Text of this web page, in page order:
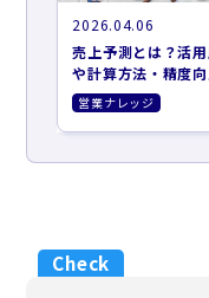
2026.04.06
売上予測とは？活
や計算方法・精度
ポイントも解説
営業ナレッジ